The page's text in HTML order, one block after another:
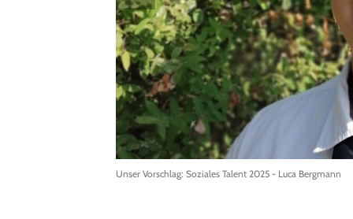
Unser Vorschlag: Soziales Talent 2025 - Luca Bergmann